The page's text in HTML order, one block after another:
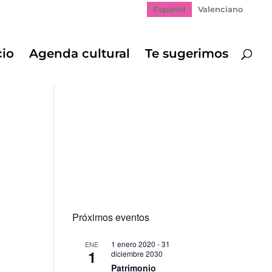
Español Valenciano
Agenda cultural Te sugerimos
Próximos eventos
ENE
1
1 enero 2020 -31
diciembre 2030
Patrimonio